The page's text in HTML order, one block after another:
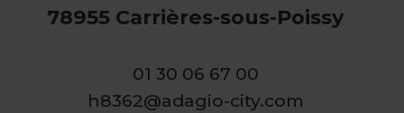
78955 Carrières-sous-Poissy
01 30 06 67 00
h8362@adagio-city.com